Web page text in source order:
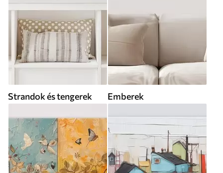
Strandok és tengerek Emberek